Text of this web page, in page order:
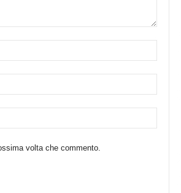
volta che commento.